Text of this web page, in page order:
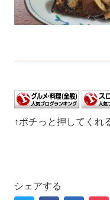
↑ポチっと押してくれ
シェアする